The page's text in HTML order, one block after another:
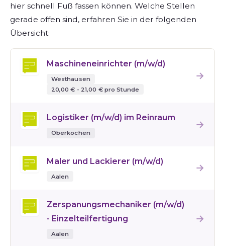
hier schnell Fuß fassen können. Welche Stellen
gerade offen sind, erfahren Sie in der folgenden
Übersicht:
Maschineneinrichter (m/w/d)
Westhausen
20,00 € - 21,00 € pro Stunde
→
Logistiker (m/w/d) im Reinraum
Oberkochen
→
Maler und Lackierer (m/w/d)
Aalen
→
Zerspanungsmechaniker (m/w/d)
- Einzelteilfertigung
Aalen
→